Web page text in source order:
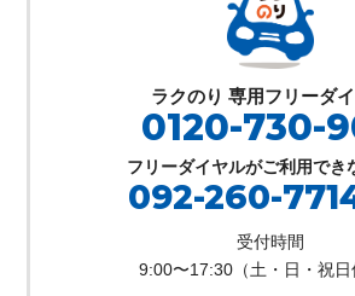
ラクのり 専用フリーダ
0120-730-
フリーダイヤルがご利用でき
092-260-
受付時間
9:00〜17:30（土・日・祝日